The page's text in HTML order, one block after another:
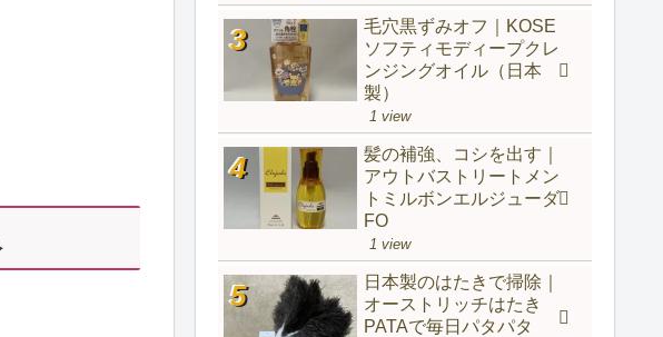
毛穴黒ずみオフ｜KOSE
ソフティモディープクレ
ンジングオイル（日本
製）
1 view
髪の補強、コシを出す｜
アウトバストリートメン
トミルボンエルジューダ
FO
1 view
日本製のはたきで掃除｜
オーストリッチはたき
PATAで毎日パタパタ